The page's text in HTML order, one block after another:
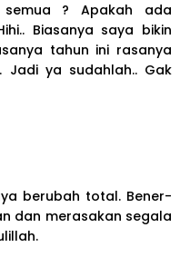
semua ? Apakah ada
Biasanya saya bikin
tahun ini rasanya
ya sudahlah.. Gak
berubah total. Bener-
dan merasakan segala